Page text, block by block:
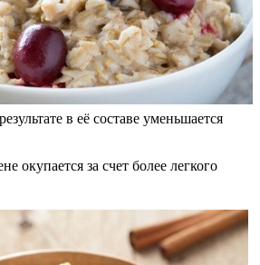
в её составе уменьшается
окупается за счет более легкого